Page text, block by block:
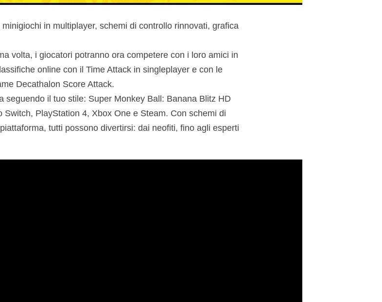
in multiplayer, schemi di controllo rinnovati, grafica
volta, i giocatori potranno ora competere con i loro amici in
online con il Time Attack in singleplayer e con le
Decathalon Score Attack.
seguendo il tuo stile: Super Monkey Ball: Banana Blitz HD
Switch, PlayStation 4, Xbox One e Steam. Con schemi di
tutti possono divertirsi: dai neofiti, fino agli esperti